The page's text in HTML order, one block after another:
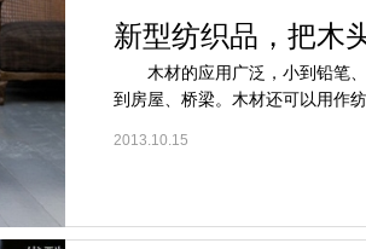
新型纺织品，把木
木材的应用广泛，小到铅笔、
到房屋、桥梁。木材还可以用作
2013.10.15